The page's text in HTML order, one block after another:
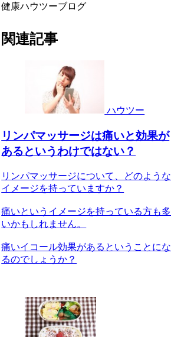
健康ハウツーブログ
関連記事
ハウツー
リンパマッサージは痛いと効果が
あるというわけではない？
リンパマッサージについて、どのような
イメージを持っていますか？
痛いというイメージを持っている方も多
いかもしれません。
痛いイコール効果があるということにな
るのでしょうか？